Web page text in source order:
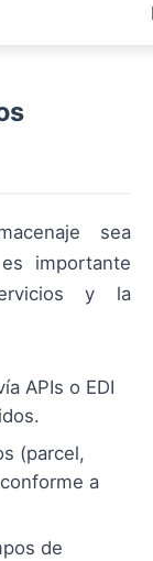
sea
importante
y la
APIs o EDI
(parcel,
a
de